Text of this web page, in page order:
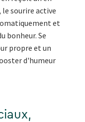
le sourire active
et
bonheur. Se
propre et un
d'humeur